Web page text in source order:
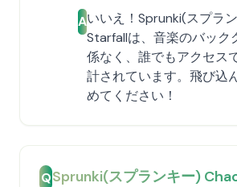
Aいいえ！Sprunki(スプラ
Starfallは、音楽のバック
係なく、誰でもアクセス
計されています。飛び込
めてください！
QSprunki(スプランキー)